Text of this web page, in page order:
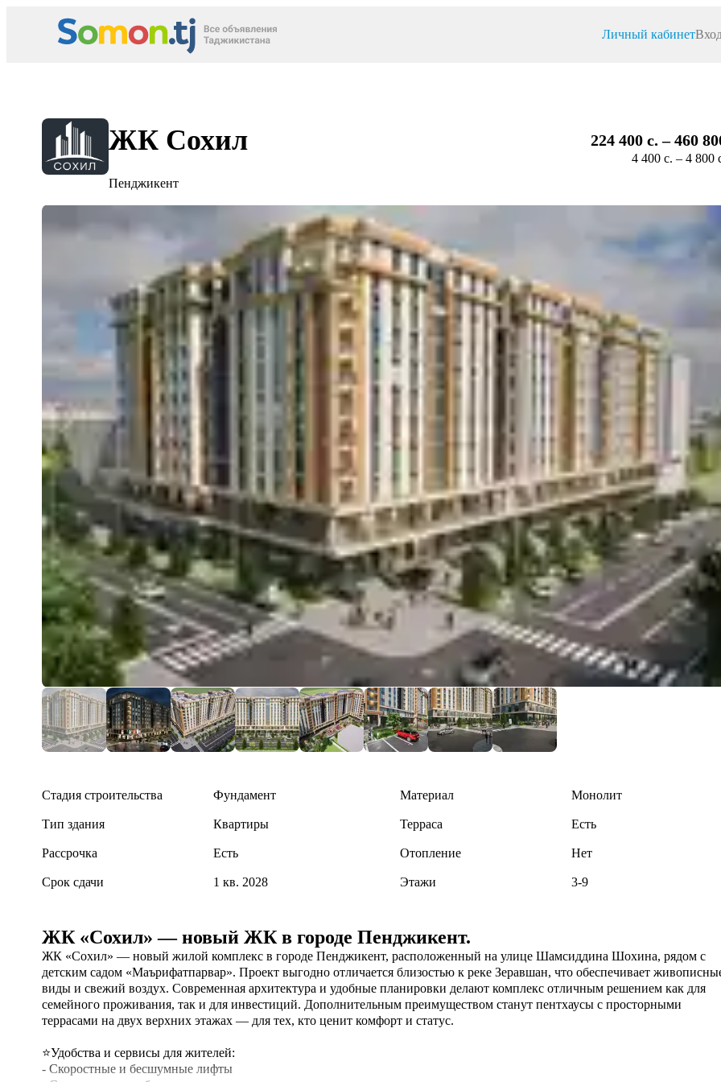
Личный кабинет
ЖК Сохил
Пенджикент
224 400 c. – 460
4 400 c. – 4 800
Стадия строительства Фундамент Материал Монолит
Тип здания Квартиры Терраса Есть
Рассрочка Есть Отопление Нет
Срок сдачи 1 кв. 2028 Этажи 3-9
ЖК «Сохил» — новый ЖК в городе Пенджикент.
ЖК «Сохил» — новый жилой комплекс в городе Пенджикент, расположенный на улице Шамсиддина Шохина, рядом с
детским садом «Маърифатпарвар». Проект выгодно отличается близостью к реке Зеравшан, что обеспечивает
виды и свежий воздух. Современная архитектура и удобные планировки делают комплекс отличным решением как для
семейного проживания, так и для инвестиций. Дополнительным преимуществом станут пентхаусы с просторными
террасами на двух верхних этажах — для тех, кто ценит комфорт и статус.
⭐Удобства и сервисы для жителей:
- Скоростные и бесшумные лифты